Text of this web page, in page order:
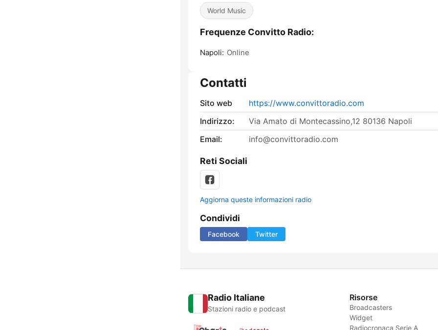
World Music
Frequenze Convitto Radio:
Napoli: Online
Contatti
Sito web
https://www.convittoradio.com
Indirizzo:
Via Amato di Montecassino,12 80136 Napoli
Email:
info@convittoradio.com
Reti Sociali
Aggiorna queste informazioni radio
Condividi
Facebook Twitter
Radio Italiane
Stazioni radio e podcast
Risorse
Broadcasters
Widget
Radiocronaca Serie A